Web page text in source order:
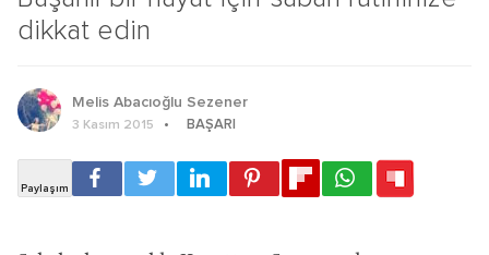
dikkat edin
Melis Abacıoğlu Sezener
3 Kasım 2015 BAŞARI